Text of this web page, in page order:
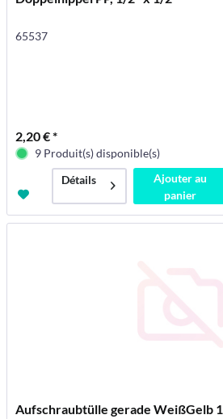
65537
2,20 € *
9 Produit(s) disponible(s)
Détails
Ajouter au
panier
Aufschraubtülle gerade WeißGelb